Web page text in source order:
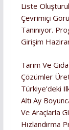
Liste
Çevrimiçi
Tanınıyor.
Girişim
Tarım Ve
Çözümler
Türkiye’deki
Altı Ay
Ve Araçlarla
Hızlandırma